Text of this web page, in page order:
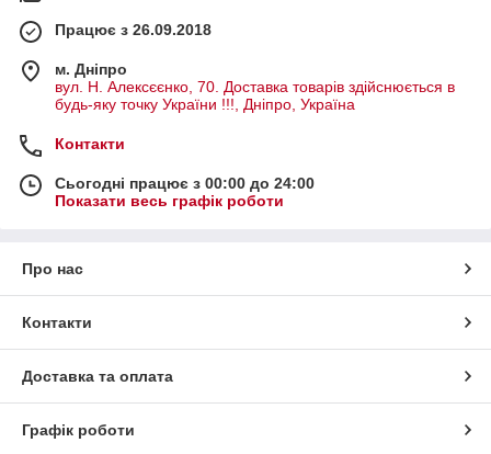
Працює з 26.09.2018
м. Дніпро
вул. Н. Алексєєнко, 70. Доставка товарів здійснюється в
будь-яку точку України !!!, Дніпро, Україна
Контакти
Сьогодні працює з 00:00 до 24:00
Показати весь графік роботи
Про нас
Контакти
Доставка та оплата
Графік роботи